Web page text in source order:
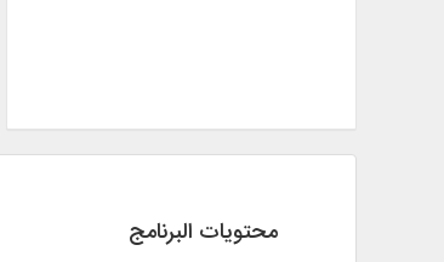
محتويات البرنامج